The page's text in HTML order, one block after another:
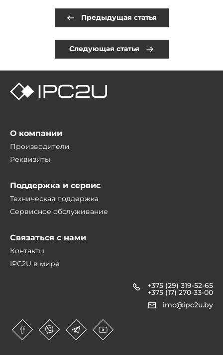
Предыдущая статья
Следующая статья
+375 (29) 319-52-65
+375 (17) 270-33-00
imc@ipc2u.by
О компании
Производители
Реквизиты
Поддержка и сервис
Техническая поддержка
Сервисное обслуживание
Связаться с нами
Контакты
IPC2U в мире